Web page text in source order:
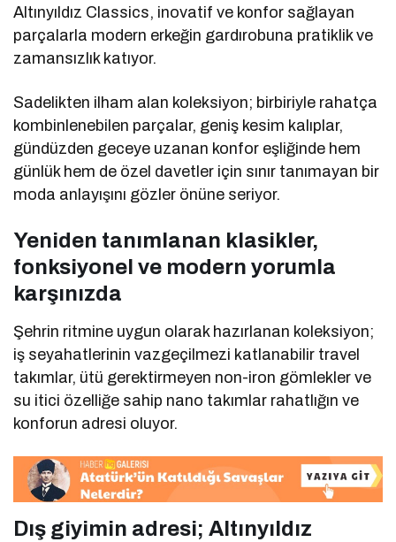
Altınyıldız Classics, inovatif ve konfor sağlayan
parçalarla modern erkeğin gardırobuna pratiklik ve
zamansızlık katıyor.
Sadelikten ilham alan koleksiyon; birbiriyle rahatça
kombinlenebilen parçalar, geniş kesim kalıplar,
gündüzden geceye uzanan konfor eşliğinde hem
günlük hem de özel davetler için sınır tanımayan bir
moda anlayışını gözler önüne seriyor.
Yeniden tanımlanan klasikler,
fonksiyonel ve modern yorumla
karşınızda
Şehrin ritmine uygun olarak hazırlanan koleksiyon;
iş seyahatlerinin vazgeçilmezi katlanabilir travel
takımlar, ütü gerektirmeyen non-iron gömlekler ve
su itici özelliğe sahip nano takımlar rahatlığın ve
konforun adresi oluyor.
Dış giyimin adresi; Altınyıldız